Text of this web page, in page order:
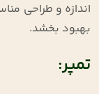
اندازه و طراحی
بهبود بخشد.
تمپر: